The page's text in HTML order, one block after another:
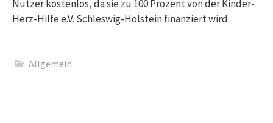
Nutzer kostenlos, da sie zu 100 Prozent von der Kinder-
Herz-Hilfe e.V. Schleswig-Holstein finanziert wird.
Allgemein